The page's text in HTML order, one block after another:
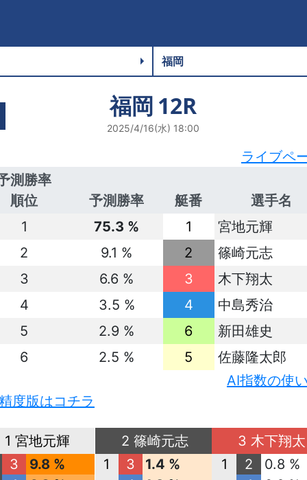
福岡 12R
2025/4/16(水) 18:00
ライブペ
測勝率
順位
予測勝率 艇番
選手名
1
75.3 % 1
宮地元輝
2
9.1 % 2
篠崎元志
3
6.6 % 3
木下翔太
4
3.5 % 4
中島秀治
5
2.9 % 6
新田雄史
6
2.5 % 5
佐藤隆太郎
AI指数の使
度版はコチラ
1 宮地元輝
3
9.8 %
2 篠崎元志
1
3
1.4 %
3 木下翔太
1
2
0.8 %